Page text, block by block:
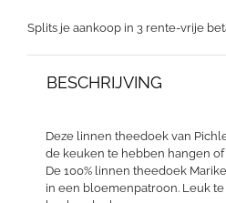
Splits je aankoop in 3 rente-vrije
BESCHRIJVING
Deze linnen theedoek van
de keuken te hebben hangen
De 100% linnen theedoek
in een bloemenpatroon. Leuk